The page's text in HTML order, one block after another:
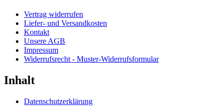
Vertrag widerrufen
Liefer- und Versandkosten
Kontakt
Unsere AGB
Impressum
Widerrufsrecht - Muster-Widerrufsformular
Inhalt
Datenschutzerklärung